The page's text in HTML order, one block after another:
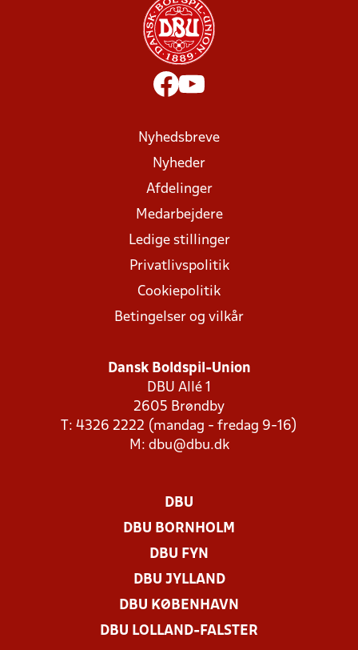
Nyhedsbreve
Nyheder
Afdelinger
Medarbejdere
Ledige stillinger
Privatlivspolitik
Cookiepolitik
Betingelser og vilkår
Dansk Boldspil-Union
DBU Allé 1
2605 Brøndby
T: 4326 2222 (mandag - fredag 9-16)
M: dbu@dbu.dk
DBU
DBU BORNHOLM
DBU FYN
DBU JYLLAND
DBU KØBENHAVN
DBU LOLLAND-FALSTER